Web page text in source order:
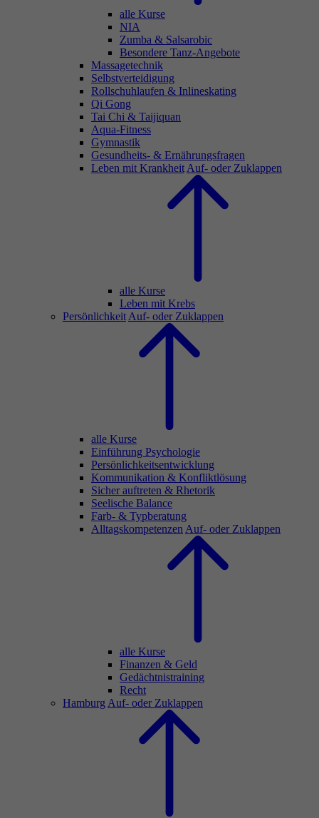
alle Kurse
NIA
Zumba & Salsarobic
Besondere Tanz-Angebote
Massagetechnik
Selbstverteidigung
Rollschuhlaufen & Inlineskating
Qi Gong
Tai Chi & Taijiquan
Aqua-Fitness
Gymnastik
Gesundheits- & Ernährungsfragen
Leben mit Krankheit Auf- oder Zuklappen
alle Kurse
Leben mit Krebs
Persönlichkeit Auf- oder Zuklappen
alle Kurse
Einführung Psychologie
Persönlichkeitsentwicklung
Kommunikation & Konfliktlösung
Sicher auftreten & Rhetorik
Seelische Balance
Farb- & Typberatung
Alltagskompetenzen Auf- oder Zuklappen
alle Kurse
Finanzen & Geld
Gedächtnistraining
Recht
Hamburg Auf- oder Zuklappen